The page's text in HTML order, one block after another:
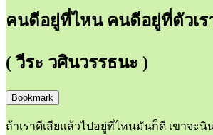
คนดีอยู่ที่ไหน คนดีอยู่ที่ตัวเร
( วีระ วศินวรรธนะ )
Bookmark
ถ้าเราดีเสียแล้วไปอยู่ที่ไหนมันก็ดี เขาจะ